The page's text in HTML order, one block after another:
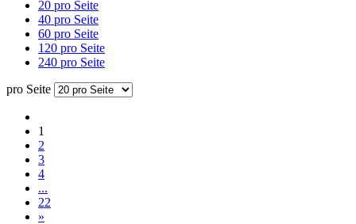
20 pro Seite
40 pro Seite
60 pro Seite
120 pro Seite
240 pro Seite
pro Seite
1
2
3
4
...
22
»